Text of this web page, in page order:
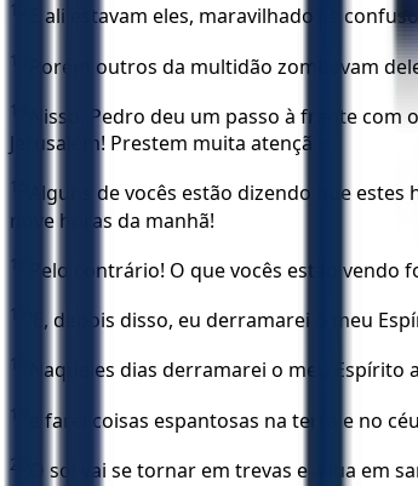
12 E ali estavam eles, maravilhados e
13 Porém outros da multidão zombavam
14
Nisso, Pedro deu um passo à frente
Jerusalém! Prestem muita atenção:
15
Alguns de vocês estão dizendo que
nove horas da manhã!
16 Pelo contrário! O que vocês estão
17 ‘E, depois disso, eu derramarei o meu
18 Naqueles dias derramarei o meu
19 e farei coisas espantosas na terra e no
20 O sol vai se tornar em trevas e a lua em